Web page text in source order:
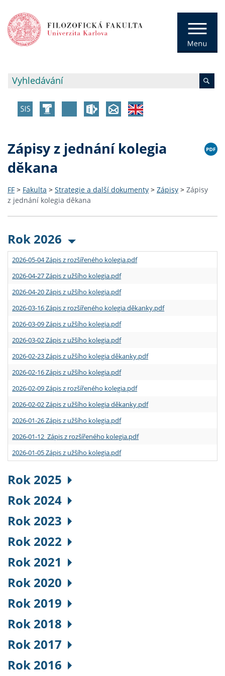
Zápisy z jednání kolegia
děkana
FF > Fakulta > Strategie a další dokumenty > Zápisy > Zápisy
z jednání kolegia děkana
Rok 2026
2026-05-04 Zápis z rozšířeného kolegia.pdf
2026-04-27 Zápis z užšího kolegia.pdf
2026-04-20 Zápis z užšího kolegia.pdf
2026-03-16 Zápis z rozšířeného kolegia děkanky.pdf
2026-03-09 Zápis z užšího kolegia.pdf
2026-03-02 Zápis z užšího kolegia.pdf
2026-02-23 Zápis z užšího kolegia děkanky.pdf
2026-02-16 Zápis z užšího kolegia.pdf
2026-02-09 Zápis z rozšířeného kolegia.pdf
2026-02-02 Zápis z užšího kolegia děkanky.pdf
2026-01-26 Zápis z užšího kolegia.pdf
2026-01-12 Zápis z rozšířeného kolegia.pdf
2026-01-05 Zápis z užšího kolegia.pdf
Rok 2025
Rok 2024
Rok 2023
Rok 2022
Rok 2021
Rok 2020
Rok 2019
Rok 2018
Rok 2017
Rok 2016